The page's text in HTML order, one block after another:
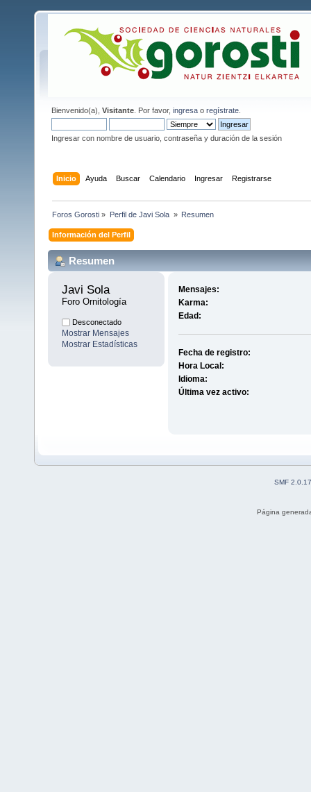
Bienvenido(a), Visitante . Por favor, ingresa o regístrate
Ingresar con nombre de usuario, contraseña y duración de la sesión
Inicio Ayuda Buscar Calendario Ingresar Registrarse
Foros Gorosti » Perfil de Javi Sola » Resumen
Información del Perfil
Resumen
Javi Sola
Foro Ornitología
Desconectado
Mostrar Mensajes
Mostrar Estadísticas
Mensajes:
Karma:
Edad:
Fecha de registro:
Hora Local:
Idioma:
Última vez activo:
SMF 2.0.17
Página